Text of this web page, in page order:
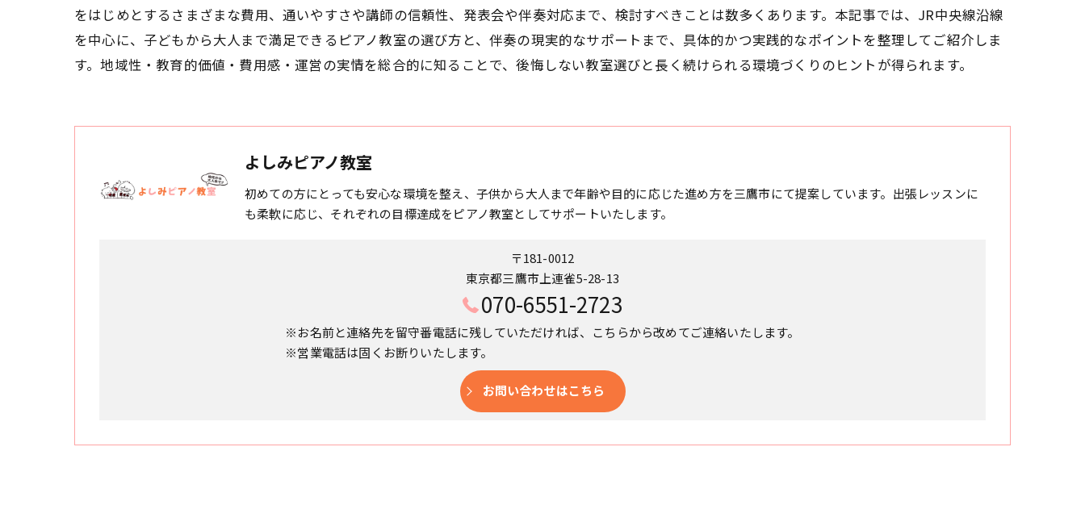
をはじめとするさまざまな費用、通いやすさや講師の信頼性、発表会や伴奏対応まで、検討すべきことは数多くあります。本記事では、JR中央線沿線
を中心に、子どもから大人まで満足できるピアノ教室の選び方と、伴奏の現実的なサポートまで、具体的かつ実践的なポイントを整理してご紹介しま
す。地域性・教育的価値・費用感・運営の実情を総合的に知ることで、後悔しない教室選びと長く続けられる環境づくりのヒントが得られます。
よしみピアノ教室
初めての方にとっても安心な環境を整え、子供から大人まで年齢や目的に応じた進め方を三鷹市にて提案しています。出張レッスンに
も柔軟に応じ、それぞれの目標達成をピアノ教室としてサポートいたします。
〒181-0012
東京都三鷹市上連雀5-28-13
070-6551-2723
※お名前と連絡先を留守番電話に残していただければ、こちらから改めてご連絡いたします。
※営業電話は固くお断りいたします。
お問い合わせはこちら